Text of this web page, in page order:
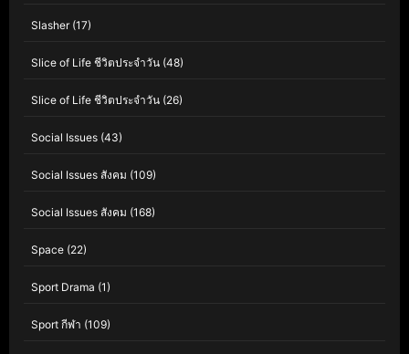
Slasher(17)
Slice of Life ชีวิตประจำวัน (48)
Slice of Life ชีวิตประจำวัน (26)
Social Issues (43)
Social Issues สังคม (109)
Social Issues สังคม (168)
Space (22)
Sport Drama (1)
Sport กีฬา (109)